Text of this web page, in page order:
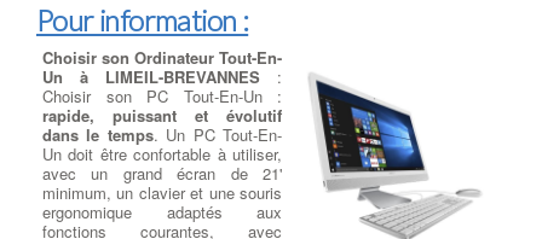
articles, Une vaste connaissance des
informatiques, Une expérience de plus de 15 ans dans la
réparation d'ordinateurs portables, Des tarifs moins chers et des
délais optimisés. Les fabricants d'ordinateurs portables peuvent
utiliser plus qu'un seul type d'écran diffèrent pour un même
modèle d'ordinateur portable. En plus de cela à LIMEIL-
BREVANNES, les fabricants d'écrans LCD publie de nouveaux
modèles tous les 3-6 mois et votre écran d'origine peuvent être
dépassés techniquement ou bien ne plus être disponible. Il
existe desmodèles d'écrans plus récents
sur le marché et ils
auront une meilleure paramètres électriques et optiques, ce qui
Pour information :
Choisir son Ordinateur Tout-En-
Un à LIMEIL-BREVANNES :
Choisir son PC Tout-En-Un :
rapide, puissant et évolutif
dans le temps. Un PC Tout-En-
Un doit être confortable à utiliser,
avec un grand écran de 21'
minimum, un clavier et une souris
ergonomique adaptés aux
fonctions courantes, avec